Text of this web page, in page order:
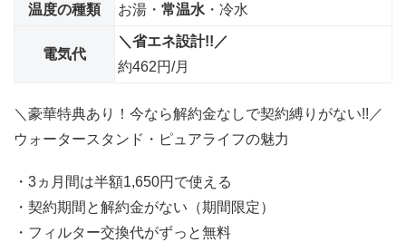
温度の種類 お湯・ 常温水 ・冷水
電気代
＼省エネ設計!!／
約462円/月
＼豪華特典あり！今なら解約金なしで契約縛りがない!!／
ウォータースタンド・ピュアライフの魅力
・3ヵ月間は半額1,650円で使える
・契約期間と解約金がない（期間限定）
・フィルター交換代がずっと無料